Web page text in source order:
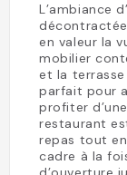
L’ambiance
en valeur la
mobilier
et la
parfait pour
profiter
restaurant
repas tout
cadre à la